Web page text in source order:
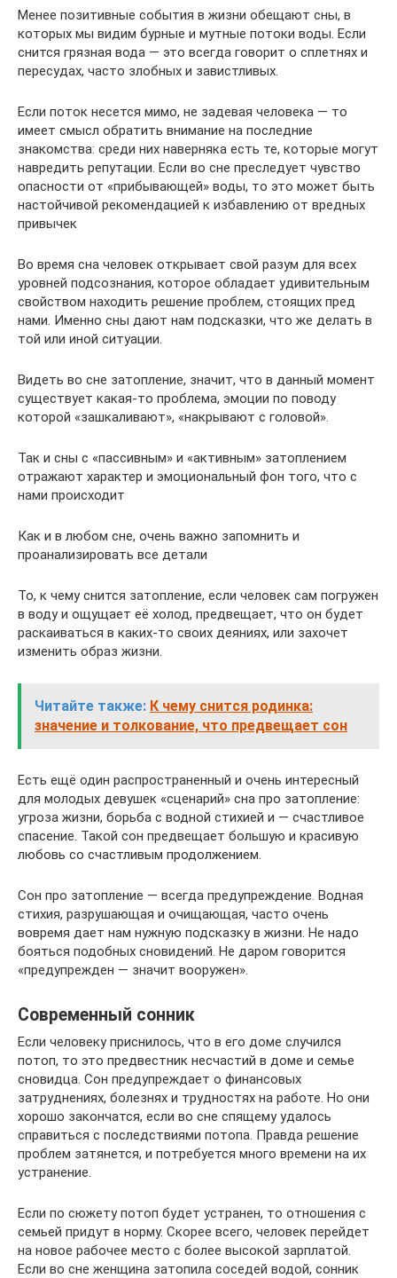
Менее позитивные события в жизни обещают сны, в
которых мы видим бурные и мутные потоки воды. Если
снится грязная вода — это всегда говорит о сплетнях и
пересудах, часто злобных и завистливых.
Если поток несется мимо, не задевая человека — то
имеет смысл обратить внимание на последние
знакомства: среди них наверняка есть те, которые могут
навредить репутации. Если во сне преследует чувство
опасности от «прибывающей» воды, то это может быть
настойчивой рекомендацией к избавлению от вредных
привычек
Во время сна человек открывает свой разум для всех
уровней подсознания, которое обладает удивительным
свойством находить решение проблем, стоящих пред
нами. Именно сны дают нам подсказки, что же делать в
той или иной ситуации.
Видеть во сне затопление, значит, что в данный момент
существует какая-то проблема, эмоции по поводу
которой «зашкаливают», «накрывают с головой».
Так и сны с «пассивным» и «активным» затоплением
отражают характер и эмоциональный фон того, что с
нами происходит
Как и в любом сне, очень важно запомнить и
проанализировать все детали
То, к чему снится затопление, если человек сам погружен
в воду и ощущает её холод, предвещает, что он будет
раскаиваться в каких-то своих деяниях, или захочет
изменить образ жизни.
Читайте также: К чему снится родинка:
значение и толкование, что предвещает сон
Есть ещё один распространенный и очень интересный
для молодых девушек «сценарий» сна про затопление:
угроза жизни, борьба с водной стихией и — счастливое
спасение. Такой сон предвещает большую и красивую
любовь со счастливым продолжением.
Сон про затопление — всегда предупреждение. Водная
стихия, разрушающая и очищающая, часто очень
вовремя дает нам нужную подсказку в жизни. Не надо
бояться подобных сновидений. Не даром говорится
«предупрежден — значит вооружен».
Современный сонник
Если человеку приснилось, что в его доме случился
потоп, то это предвестник несчастий в доме и семье
сновидца. Сон предупреждает о финансовых
затруднениях, болезнях и трудностях на работе. Но они
хорошо закончатся, если во сне спящему удалось
справиться с последствиями потопа. Правда решение
проблем затянется, и потребуется много времени на их
устранение.
Если по сюжету потоп будет устранен, то отношения с
семьей придут в норму. Скорее всего, человек перейдет
на новое рабочее место с более высокой зарплатой.
Если во сне женщина затопила соседей водой, сонник